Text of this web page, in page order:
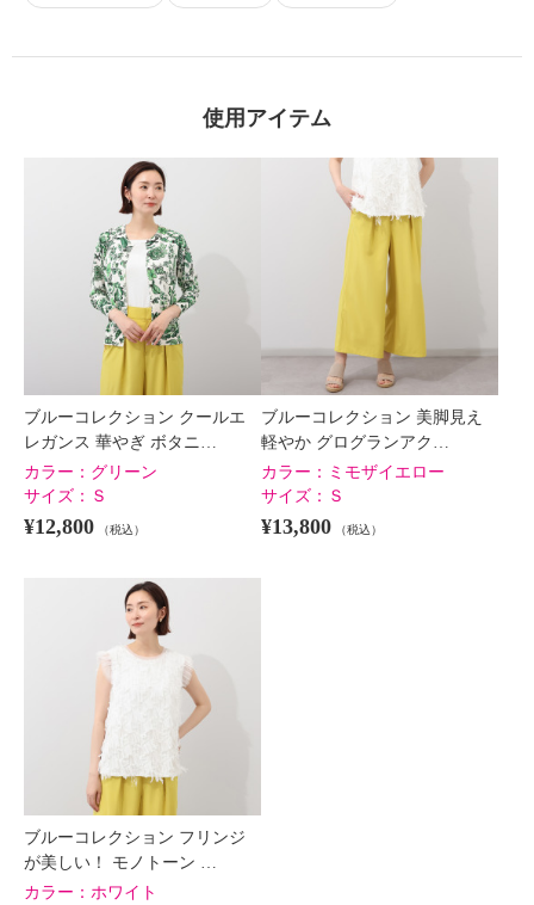
使用アイテム
ブルーコレクション クールエ
レガンス 華やぎ ボタニ…
カラー： グリーン
サイズ： Ｓ
¥12,800 （税込）
ブルーコレクション 美脚見え
軽やか グログランアク…
カラー： ミモザイエロー
サイズ： Ｓ
¥13,800 （税込）
ブルーコレクション フリンジ
が美しい！ モノトーン …
カラー： ホワイト